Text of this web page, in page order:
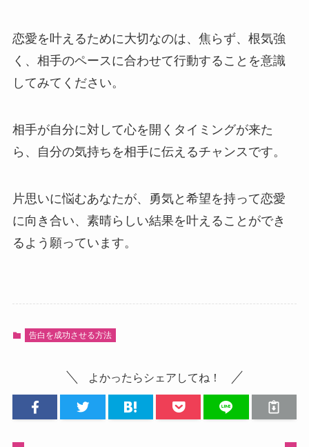
恋愛を叶えるために大切なのは、焦らず、根気強
く、相手のペースに合わせて行動することを意識
してみてください。
相手が自分に対して心を開くタイミングが来た
ら、自分の気持ちを相手に伝えるチャンスです。
片思いに悩むあなたが、勇気と希望を持って恋愛
に向き合い、素晴らしい結果を叶えることができ
るよう願っています。
告白を成功させる方法
よかったらシェアしてね！